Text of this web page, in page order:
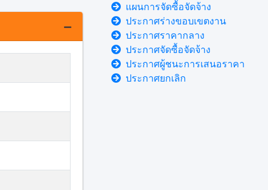
แผนการจัดซื้อจัดจ้าง
ประกาศร่างขอบเขตงาน
ประกาศราคากลาง
ประกาศจัดซื้อจัดจ้าง
ประกาศผู้ชนะการเสนอราคา
ประกาศยกเลิก